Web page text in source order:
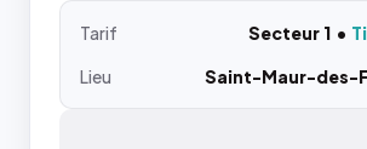
Tarif Secteur 1
Lieu
Saint-Maur-des-